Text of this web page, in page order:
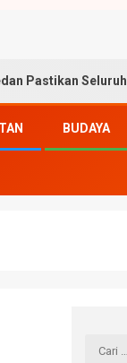
Jalan & Drainase
BUDAYA